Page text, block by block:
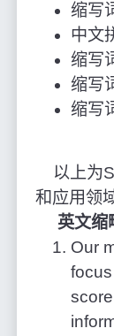
缩写
中文
缩写
缩写
缩写
以上为
和应用领
英文缩
Our